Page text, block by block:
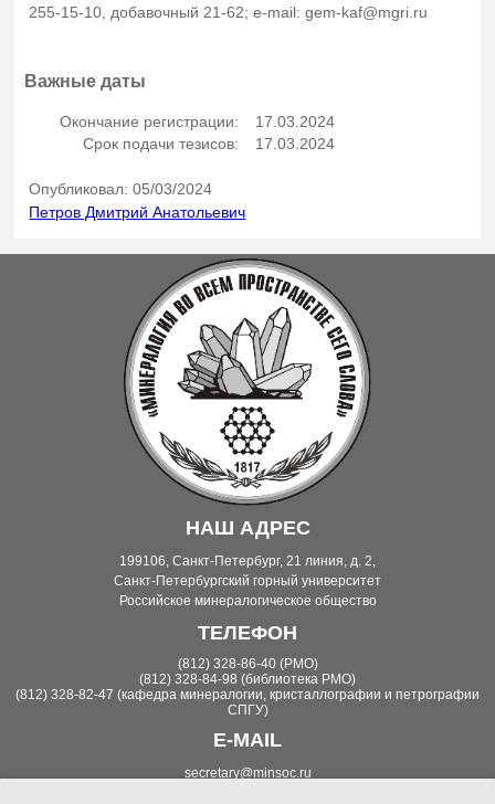
255-15-10, добавочный 21-62; e-mail: gem-kaf@mgri.ru
Важные даты
Окончание регистрации:
17.03.2024
Срок подачи тезисов:
17.03.2024
Опубликовал: 05/03/2024
Петров Дмитрий Анатольевич
НАШ АДРЕС
199106, Санкт-Петербург, 21 линия, д. 2,
Санкт-Петербургский горный университет
Российское минералогическое общество
ТЕЛЕФОН
(812) 328-86-40 (РМО)
(812) 328-84-98 (библиотека РМО)
(812) 328-82-47 (кафедра минералогии, кристаллографии и петрографии
СПГУ)
E-MAIL
secretary@minsoc.ru